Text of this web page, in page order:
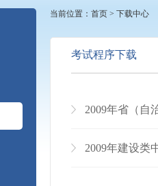
当前位置： 首页 > 下载中心
考试程序下载
2009年省（自
2009年建设类